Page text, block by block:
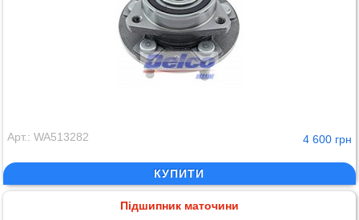
Арт.: WA513282 4 600 грн
КУПИТИ
Підшипник маточини